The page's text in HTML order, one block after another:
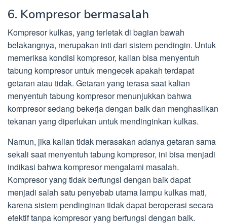
6. Kompresor bermasalah
Kompresor kulkas, yang terletak di bagian bawah
belakangnya, merupakan inti dari sistem pendingin. Untuk
memeriksa kondisi kompresor, kalian bisa menyentuh
tabung kompresor untuk mengecek apakah terdapat
getaran atau tidak. Getaran yang terasa saat kalian
menyentuh tabung kompresor menunjukkan bahwa
kompresor sedang bekerja dengan baik dan menghasilkan
tekanan yang diperlukan untuk mendinginkan kulkas.
Namun, jika kalian tidak merasakan adanya getaran sama
sekali saat menyentuh tabung kompresor, ini bisa menjadi
indikasi bahwa kompresor mengalami masalah.
Kompresor yang tidak berfungsi dengan baik dapat
menjadi salah satu penyebab utama lampu kulkas mati,
karena sistem pendinginan tidak dapat beroperasi secara
efektif tanpa kompresor yang berfungsi dengan baik.